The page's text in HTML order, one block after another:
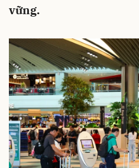
vững.